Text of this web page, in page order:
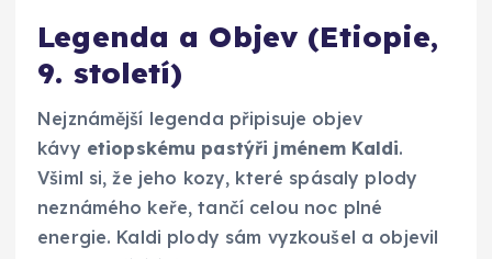
Legenda a Objev (Etiopie,
9. století)
Nejznámější legenda připisuje objev
kávy etiopskému pastýři jménem Kaldi.
Všiml si, že jeho kozy, které spásaly plody
neznámého keře, tančí celou noc plné
energie. Kaldi plody sám vyzkoušel a objevil